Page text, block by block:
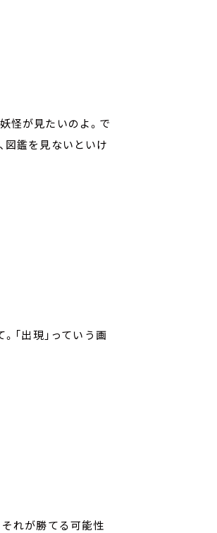
怪が見たいのよ。で
図鑑を見ないといけ
「出現」っていう画
それが勝てる可能性